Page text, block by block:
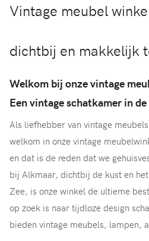
Vintage meubel
dichtbij en makkelijk
Welkom bij onze vintage
Een vintage schatkamer in
Als liefhebber van vintage
welkom in onze vintage
en dat is de reden dat we
bij Alkmaar, dichtbij de kust en
Zee, is onze winkel de ultieme
op zoek is naar tijdloze design
bieden vintage meubels, lampen,